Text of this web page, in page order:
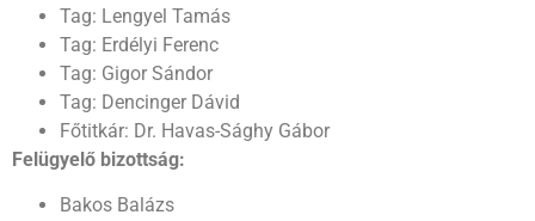
Tag: Lengyel Tamás
Tag: Erdélyi Ferenc
Tag: Gigor Sándor
Tag: Dencinger Dávid
Főtitkár: Dr. Havas-Sághy Gábor
Felügyelő bizottság:
Bakos Balázs